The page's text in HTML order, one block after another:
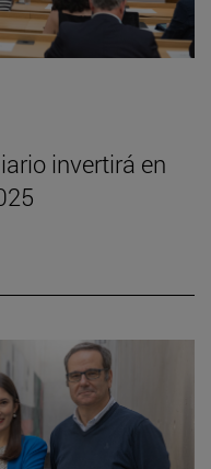
invertirá en